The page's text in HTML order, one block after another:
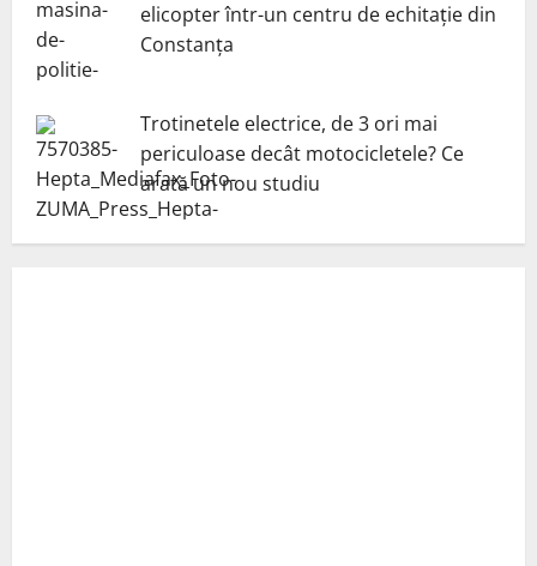
elicopter într-un centru de echitație din
Constanța
Trotinetele electrice, de 3 ori mai
periculoase decât motocicletele? Ce
arată un nou studiu